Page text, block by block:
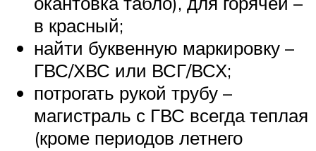
в красный;
найти буквенную маркировку –
ГВС/ХВС или ВСГ/ВСХ;
потрогать рукой трубу –
магистраль с ГВС всегда теплая
(кроме периодов летнего